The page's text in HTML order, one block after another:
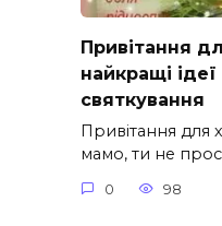
Привітання
найкращі
святкування
Привітання для
мамо, ти не
0 98